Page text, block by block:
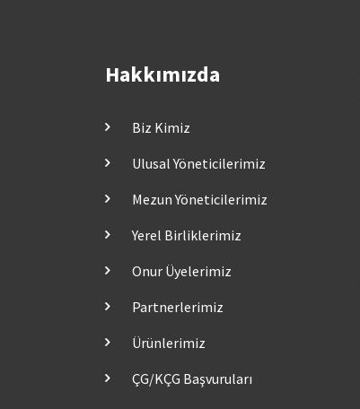
Hakkımızda
Biz Kimiz
Ulusal Yöneticilerimiz
Mezun Yöneticilerimiz
Yerel Birliklerimiz
Onur Üyelerimiz
Partnerlerimiz
Ürünlerimiz
ÇG/KÇG Başvuruları